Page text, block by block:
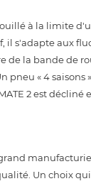
à la limite
il s'adapte aux
la bande de
« 4 saisons
2 est décliné
Un choix